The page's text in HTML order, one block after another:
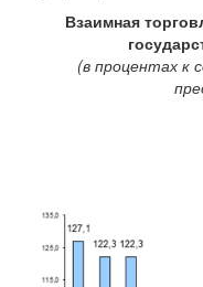
Взаимная
(в процентах к